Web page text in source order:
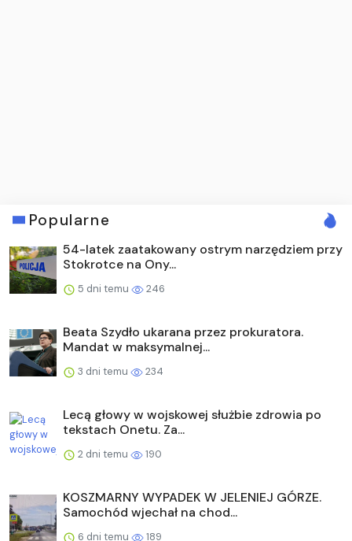
Popularne
54-latek zaatakowany ostrym narzędziem przy
Stokrotce na Ony...
5 dni temu 246
Beata Szydło ukarana przez prokuratora.
Mandat w maksymalnej...
3 dni temu 234
Lecą głowy w wojskowej służbie zdrowia po
tekstach Onetu. Za...
2 dni temu 190
KOSZMARNY WYPADEK W JELENIEJ GÓRZE.
Samochód wjechał na chod...
6 dni temu 189